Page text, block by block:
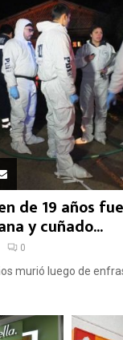
de 19 años
y cuñado...
0
murió luego de